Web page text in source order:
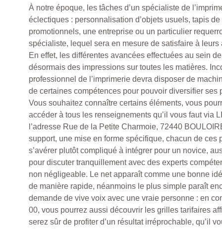
À notre époque, les tâches d’un spécialiste de
éclectiques : personnalisation d’objets usuels, tapis
promotionnels, une entreprise ou un particulier
spécialiste, lequel sera en mesure de satisfaire à leurs
En effet, les différentes avancées effectuées au sein
désormais des impressions sur toutes les matières.
professionnel de l’imprimerie devra disposer de
de certaines compétences pour pouvoir diversifier ses
Vous souhaitez connaître certains éléments, vous
accéder à tous les renseignements qu’il vous faut via
l’adresse Rue de la Petite Charmoie, 72440
support, une mise en forme spécifique, chacun de ces
s’avérer plutôt compliqué à intégrer pour un novice,
pour discuter tranquillement avec des experts
non négligeable. Le net apparaît comme une bonne
de manière rapide, néanmoins le plus simple paraît
demande de vive voix avec une vraie personne : en
00, vous pourrez aussi découvrir les grilles tarifaires
serez sûr de profiter d’un résultat irréprochable, qu’il